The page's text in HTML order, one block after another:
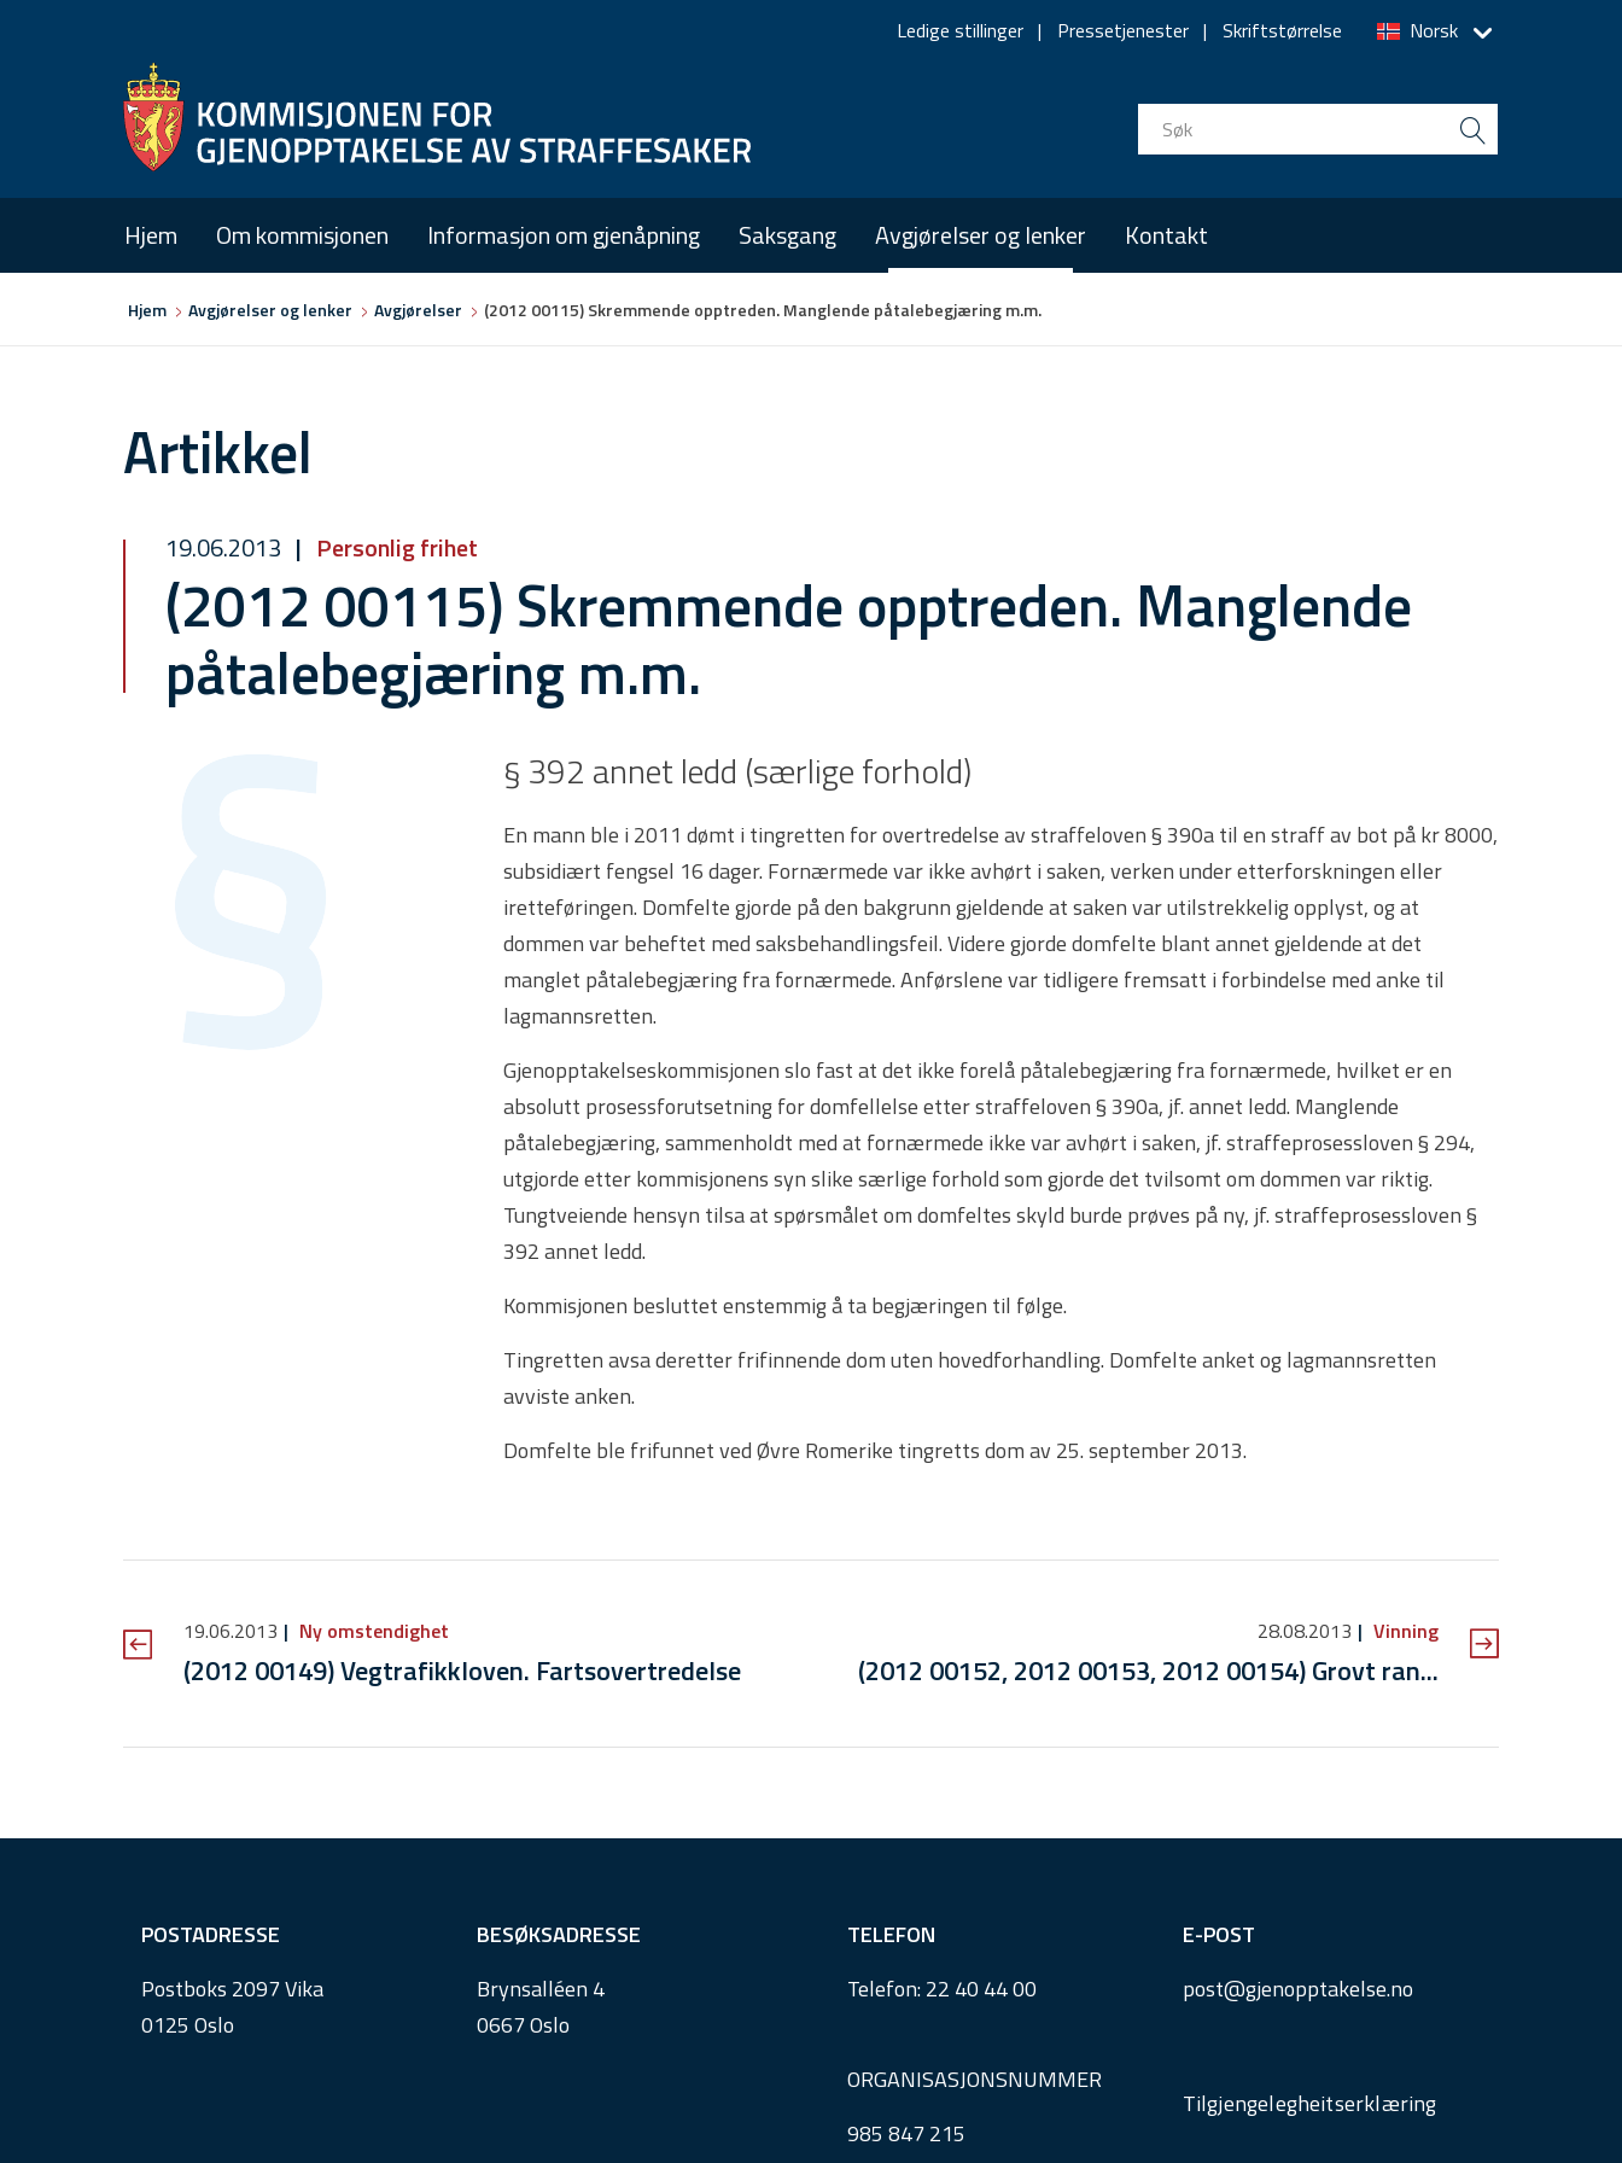
navigation
Norsk
Ledige stillinger Pressetjenester Skriftstørrelse
Hjem Om kommisjonen Informasjon om gjenåpning Saksgang Avgjørelser og lenker Kontakt
Hjem Avgjørelser og lenker Avgjørelser (2012 00115) Skremmende opptreden. Manglende påtalebegjæring m.m.
Artikkel
19.06.2013 Personlig frihet
(2012 00115) Skremmende opptreden. Manglende
påtalebegjæring m.m.
§ 392 annet ledd (særlige forhold)
En mann ble i 2011 dømt i tingretten for overtredelse av straffeloven § 390a til en straff av bot på kr 8000,
subsidiært fengsel 16 dager. Fornærmede var ikke avhørt i saken, verken under etterforskningen eller
iretteføringen. Domfelte gjorde på den bakgrunn gjeldende at saken var utilstrekkelig opplyst, og at
dommen var beheftet med saksbehandlingsfeil. Videre gjorde domfelte blant annet gjeldende at det
manglet påtalebegjæring fra fornærmede. Anførslene var tidligere fremsatt i forbindelse med anke til
lagmannsretten.
Gjenopptakelseskommisjonen slo fast at det ikke forelå påtalebegjæring fra fornærmede, hvilket er en
absolutt prosessforutsetning for domfellelse etter straffeloven § 390a, jf. annet ledd. Manglende
påtalebegjæring, sammenholdt med at fornærmede ikke var avhørt i saken, jf. straffeprosessloven § 294,
utgjorde etter kommisjonens syn slike særlige forhold som gjorde det tvilsomt om dommen var riktig.
Tungtveiende hensyn tilsa at spørsmålet om domfeltes skyld burde prøves på ny, jf. straffeprosessloven §
392 annet ledd.
Kommisjonen besluttet enstemmig å ta begjæringen til følge.
Tingretten avsa deretter frifinnende dom uten hovedforhandling. Domfelte anket og lagmannsretten
avviste anken.
Domfelte ble frifunnet ved Øvre Romerike tingretts dom av 25. september 2013.
19.06.2013 Ny omstendighet
(2012 00149) Vegtrafikkloven. Fartsovertredelse
28.08.2013 Vinning
(2012 00152, 2012 00153, 2012 00154) Grovt ran...
POSTADRESSE
Postboks 2097 Vika
0125 Oslo
BESØKSADRESSE
Brynsalléen 4
0667 Oslo
TELEFON
Telefon:22 40 44 00
ORGANISASJONSNUMMER
985 847 215
E-POST
post@gjenopptakelse.no
Tilgjengelegheitserklæring